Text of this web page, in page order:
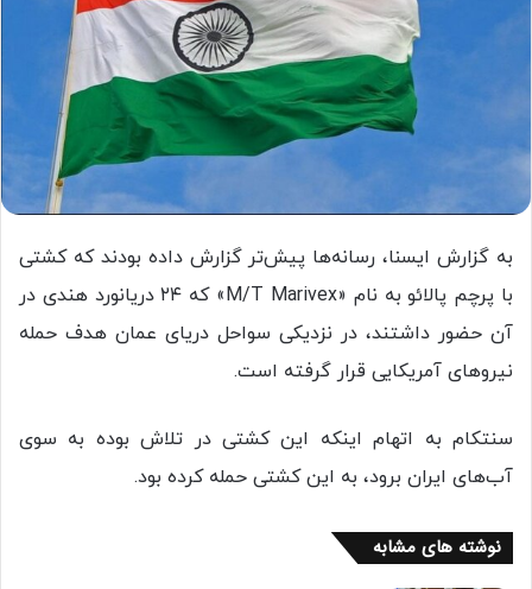
به گزارش ایسنا، رسانه‌ها پیش‌تر گزارش داده بودند که کشتی
با پرچم پالائو به نام «M/T Marivex» که ۲۴ دریانورد هندی در
آن حضور داشتند، در نزدیکی سواحل دریای عمان هدف حمله
نیروهای آمریکایی قرار گرفته است.
سنتکام به اتهام اینکه این کشتی در تلاش بوده به سوی
آب‌های ایران برود، به این کشتی حمله کرده بود.
نوشته های مشابه